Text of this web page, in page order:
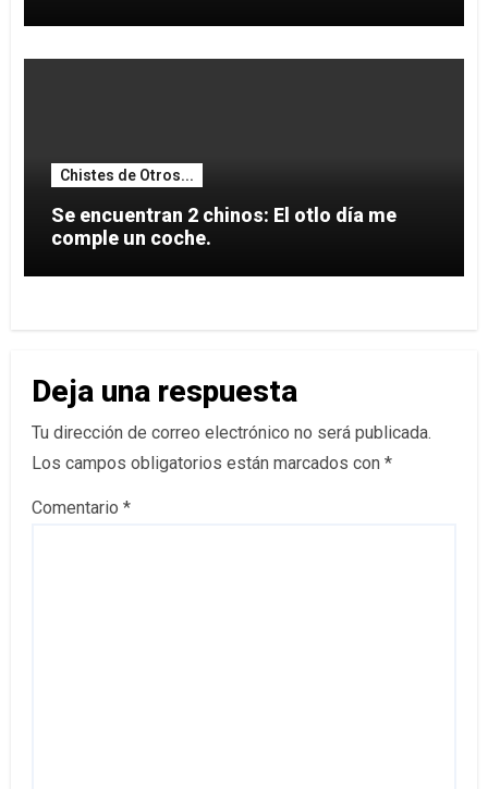
Chistes de Otros...
Se encuentran 2 chinos: El otlo día me
comple un coche.
Deja una respuesta
Tu dirección de correo electrónico no será publicada.
Los campos obligatorios están marcados con *
Comentario *